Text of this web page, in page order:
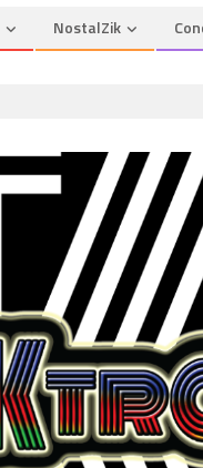
NostalZik